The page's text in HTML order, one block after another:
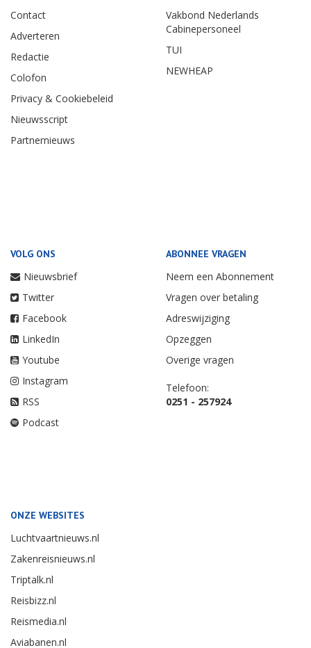
Contact
Adverteren
Redactie
Colofon
Privacy & Cookiebeleid
Nieuwsscript
Partnernieuws
Vakbond Nederlands
Cabinepersoneel
TUI
NEWHEAP
VOLG ONS
Nieuwsbrief
Twitter
Facebook
LinkedIn
Youtube
Instagram
RSS
Podcast
ABONNEE VRAGEN
Neem een Abonnement
Vragen over betaling
Adreswijziging
Opzeggen
Overige vragen
Telefoon:
0251 - 257924
ONZE WEBSITES
Luchtvaartnieuws.nl
Zakenreisnieuws.nl
Triptalk.nl
Reisbizz.nl
Reismedia.nl
Aviabanen.nl